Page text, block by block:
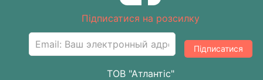
Підписатися на розсилку
Підписатися
ТОВ "Атлантіс"